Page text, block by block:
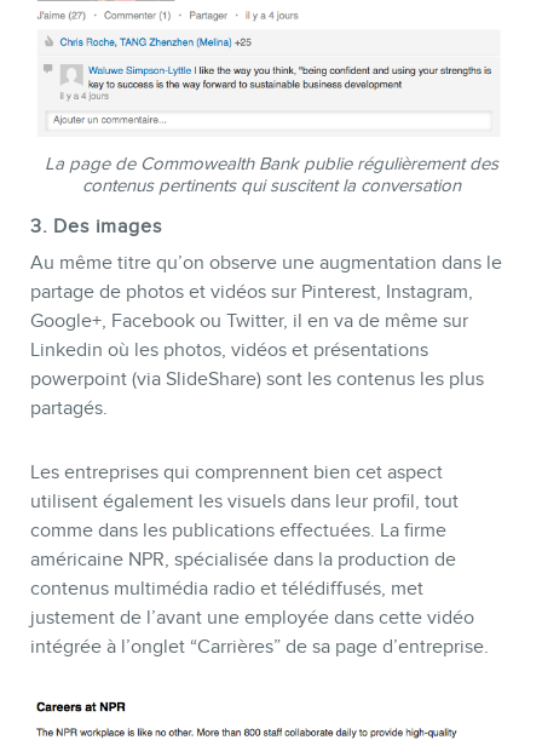
La page de Commowealth Bank publie régulièrement des
contenus pertinents qui suscitent la conversation
3. Des images
Au même titre qu’on observe une augmentation dans le
partage de photos et vidéos sur Pinterest, Instagram,
Google+, Facebook ou Twitter, il en va de même sur
Linkedin où les photos, vidéos et présentations
powerpoint (via SlideShare) sont les contenus les plus
partagés.
Les entreprises qui comprennent bien cet aspect
utilisent également les visuels dans leur profil, tout
comme dans les publications effectuées. La firme
américaine NPR, spécialisée dans la production de
contenus multimédia radio et télédiffusés, met
justement de l’avant une employée dans cette vidéo
intégrée à l’onglet “Carrières” de sa page d’entreprise.